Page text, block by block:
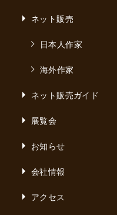
ネット販売
日本人作家
海外作家
ネット販売ガイド
展覧会
お知らせ
会社情報
アクセス